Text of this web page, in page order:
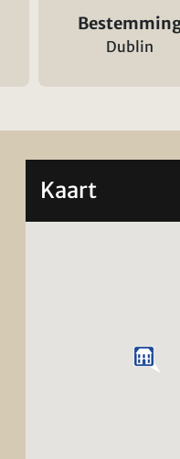
Dublin
Kaart